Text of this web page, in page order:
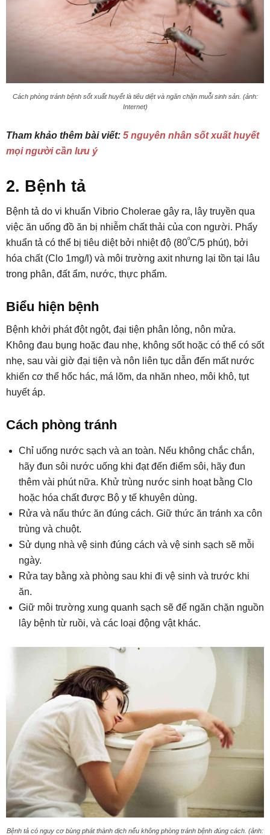
Cách phòng tránh bệnh sốt xuất huyết là tiêu diệt và ngăn chặn muỗi sinh sản. (ảnh:
Internet)
Tham khảo thêm bài viết: 5 nguyên nhân sốt xuất huyết
mọi người cần lưu ý
2. Bệnh tả
Bệnh tả do vi khuẩn Vibrio Cholerae gây ra, lây truyền qua
việc ăn uống đồ ăn bị nhiễm chất thải của con người. Phẩy
khuẩn tả có thể bị tiêu diệt bởi nhiệt độ (80ºC/5 phút), bởi
hóa chất (Clo 1mg/l) và môi trường axit nhưng lại tồn tại lâu
trong phân, đất ẩm, nước, thực phẩm.
Biểu hiện bệnh
Bệnh khởi phát đột ngột, đại tiện phân lỏng, nôn mửa.
Không đau bụng hoặc đau nhẹ, không sốt hoặc có thể có sốt
nhẹ, sau vài giờ đại tiện và nôn liên tục dẫn đến mất nước
khiến cơ thể hốc hác, má lõm, da nhăn nheo, môi khô, tụt
huyết áp.
Cách phòng tránh
Chỉ uống nước sạch và an toàn. Nếu không chắc chắn,
hãy đun sôi nước uống khi đạt đến điểm sôi, hãy đun
thêm vài phút nữa. Khử trùng nước sinh hoạt bằng Clo
hoặc hóa chất được Bộ y tế khuyên dùng.
Rửa và nấu thức ăn đúng cách. Giữ thức ăn tránh xa côn
trùng và chuột.
Sử dụng nhà vệ sinh đúng cách và vệ sinh sạch sẽ mỗi
ngày.
Rửa tay bằng xà phòng sau khi đi vệ sinh và trước khi
ăn.
Giữ môi trường xung quanh sạch sẽ để ngăn chặn nguồn
lây bệnh từ ruồi, và các loại động vật khác.
Bệnh tả có nguy cơ bùng phát thành dịch nếu không phòng tránh bệnh đúng cách. (ảnh: